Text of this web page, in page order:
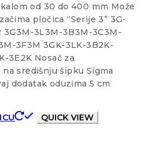
od 30 do 400 mm Može
pločica “Serije 3” 3G-
3G3M-3L3M-3B3M-3C3M-
3F3M 3GK-3LK-3B2K-
3E2K Nosač za
središnju šipku Sigma
dodatak oduzima 5 cm
QUICK VIEW